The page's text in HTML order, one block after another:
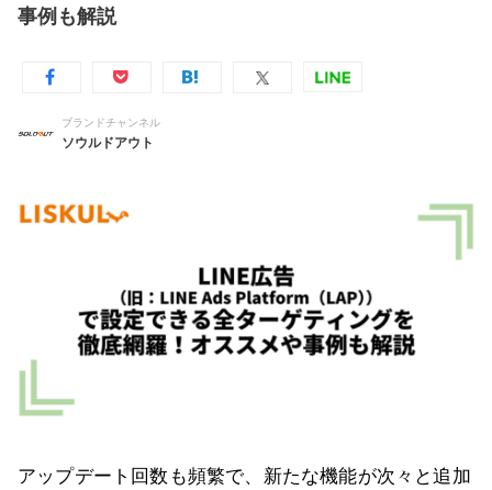
事例も解説
ブランドチャンネル
ソウルドアウト
アップデート回数も頻繁で、新たな機能が次々と追加